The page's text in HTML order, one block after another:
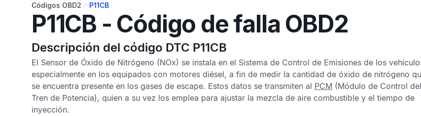
Códigos OBD2 P11CB
P11CB - Código de falla OBD2
Descripción del código DTC P11CB
El Sensor de Óxido de Nitrógeno (NOx) se instala en el Sistema de Control de Emisiones de los
especialmente en los equipados con motores diésel, a fin de medir la cantidad de óxido de nitrógeno
se encuentra presente en los gases de escape. Estos datos se transmiten al PCM (Módulo de Control del
Tren de Potencia), quien a su vez los emplea para ajustar la mezcla de aire combustible y el tiempo de
inyección.